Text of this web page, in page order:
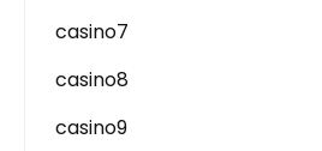
casino7
casino8
casino9